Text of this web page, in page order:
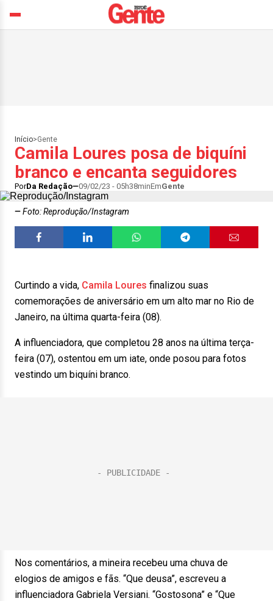
Início>Gente
Camila Loures posa de biquíni
branco e encanta seguidores
PorDa Redação 09/02/23 - 05h38minEmGente
Foto: Reprodução/Instagram
Curtindo a vida, Camila Loures finalizou suas
comemorações de aniversário em um alto mar no Rio de
Janeiro, na última quarta-feira (08).
A influenciadora, que completou 28 anos na última terça-
feira (07), ostentou em um iate, onde posou para fotos
vestindo um biquíni branco.
Nos comentários, a mineira recebeu uma chuva de
elogios de amigos e fãs. “Que deusa”, escreveu a
influenciadora Gabriela Versiani. “Gostosona” e “Que